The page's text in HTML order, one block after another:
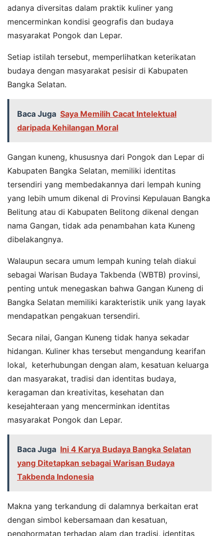
adanya diversitas dalam praktik kuliner yang
mencerminkan kondisi geografis dan budaya
masyarakat Pongok dan Lepar.
Setiap istilah tersebut, memperlihatkan keterikatan
budaya dengan masyarakat pesisir di Kabupaten
Bangka Selatan.
Baca Juga Saya Memilih Cacat Intelektual
daripada Kehilangan Moral
Gangan kuneng, khususnya dari Pongok dan Lepar di
Kabupaten Bangka Selatan, memiliki identitas
tersendiri yang membedakannya dari lempah kuning
yang lebih umum dikenal di Provinsi Kepulauan Bangka
Belitung atau di Kabupaten Belitong dikenal dengan
nama Gangan, tidak ada penambahan kata Kuneng
dibelakangnya.
Walaupun secara umum lempah kuning telah diakui
sebagai Warisan Budaya Takbenda (WBTB) provinsi,
penting untuk menegaskan bahwa Gangan Kuneng di
Bangka Selatan memiliki karakteristik unik yang layak
mendapatkan pengakuan tersendiri.
Secara nilai, Gangan Kuneng tidak hanya sekadar
hidangan. Kuliner khas tersebut mengandung kearifan
lokal, keterhubungan dengan alam, kesatuan keluarga
dan masyarakat, tradisi dan identitas budaya,
keragaman dan kreativitas, kesehatan dan
kesejahteraan yang mencerminkan identitas
masyarakat Pongok dan Lepar.
Baca Juga Ini 4 Karya Budaya Bangka Selatan
yang Ditetapkan sebagai Warisan Budaya
Takbenda Indonesia
Makna yang terkandung di dalamnya berkaitan erat
dengan simbol kebersamaan dan kesatuan,
penghormatan terhadap alam dan tradisi, identitas